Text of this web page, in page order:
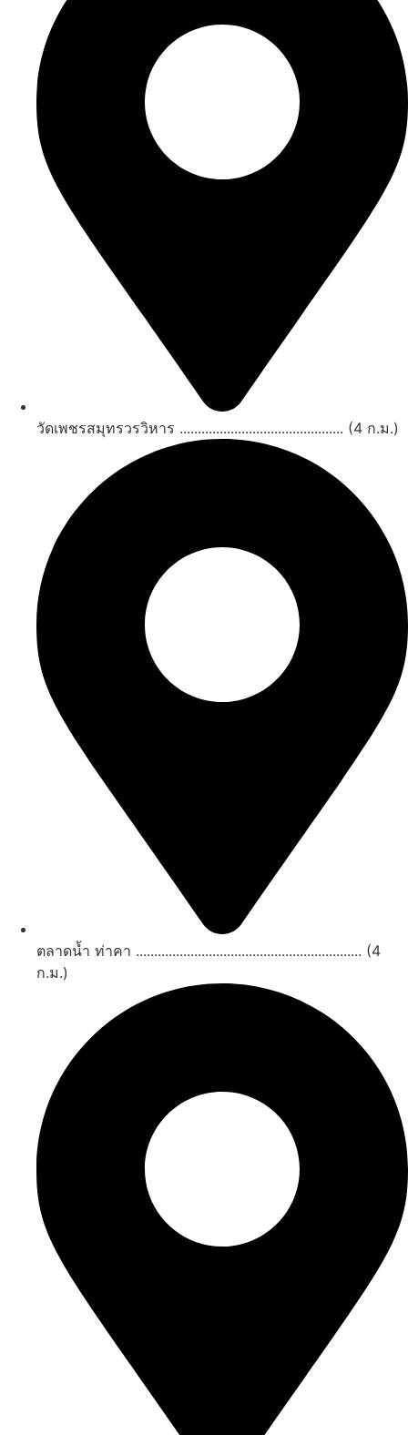
วัดเพชรสมุทรวรวิหาร ............................................. (4 ก.ม.)
ตลาดน้ำ ท่าคา .............................................................. (4
ก.ม.)